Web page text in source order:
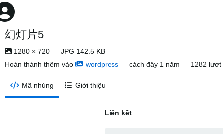
幻灯片5
1280 × 720 — JPG 142.5 KB
Hoàn thành thêm vào
wordpress — cách đây 1 năm — 1282 lượt
Mã nhúng Giới thiệu
Liên kết